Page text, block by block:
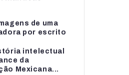
de uma
por escrito
intelectual
da
Mexicana...
de uma
por escrito
intelectual
da...